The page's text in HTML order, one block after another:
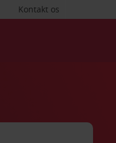
Kontakt os